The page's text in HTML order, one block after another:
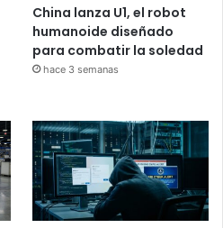
China lanza U1, el robot
humanoide diseñado
para combatir la soledad
hace 3 semanas